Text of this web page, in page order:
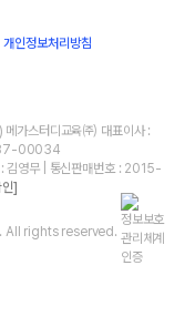
개인정보처리방침
가스터디교육㈜ 대표이사 :
87-00034
김영무 | 통신판매번호 : 2015-
]
rights reserved.